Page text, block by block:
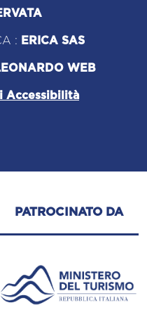
: ERICA SAS
WEB
Accessibilità
PATROCINATO DA